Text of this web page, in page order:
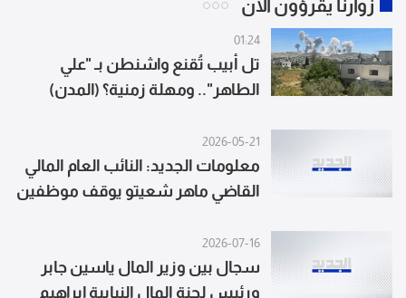
زوارنا يقرؤون الآن
01:24
تل أبيب تُقنع واشنطن بـ "علي
الطاهر".. ومهلة زمنية؟ (المدن)
2026-05-21
معلومات الجديد: النائب العام المالي
القاضي ماهر شعيتو يوقف موظفين
لثبوت تورطهما بسرقة كابلات
نحاس واستبدالها بكابلات حديد
وبيعها بملايين الدولارات
2026-07-16
سجال بين وزير المال ياسين جابر
ورئيس لجنة المال النيابية إبراهيم